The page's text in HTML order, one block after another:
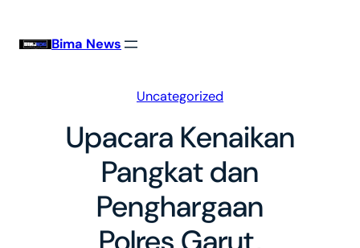
Bima News
Uncategorized
Upacara Kenaikan
Pangkat dan
Penghargaan